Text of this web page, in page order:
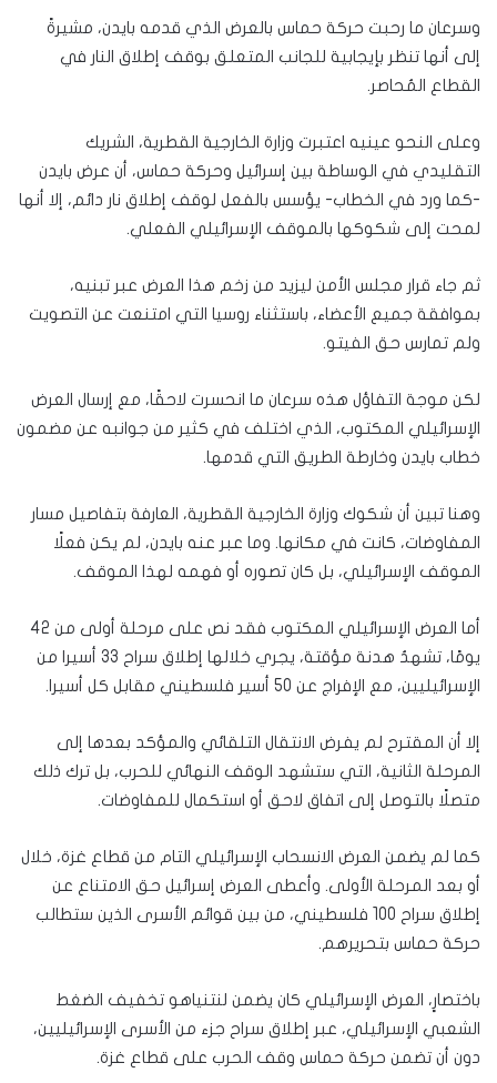
وسرعان ما رحبت حركة حماس بالعرض الذي قدمه بايدن، مشيرةً
إلى أنها تنظر بإيجابية للجانب المتعلق بوقف إطلاق النار في
القطاع المُحاصر.
وعلى النحو عينيه اعتبرت وزارة الخارجية القطرية، الشريك
التقليدي في الوساطة بين إسرائيل وحركة حماس، أن عرض بايدن
-كما ورد في الخطاب- يؤسس بالفعل لوقف إطلاق نار دائم، إلا أنها
لمحت إلى شكوكها بالموقف الإسرائيلي الفعلي.
ثم جاء قرار مجلس الأمن ليزيد من زخم هذا العرض عبر تبنيه،
بموافقة جميع الأعضاء، باستثناء روسيا التي امتنعت عن التصويت
ولم تمارس حق الفيتو.
لكن موجة التفاؤل هذه سرعان ما انحسرت لاحقًا، مع إرسال العرض
الإسرائيلي المكتوب، الذي اختلف في كثير من جوانبه عن مضمون
خطاب بايدن وخارطة الطريق التي قدمها.
وهنا تبين أن شكوك وزارة الخارجية القطرية، العارفة بتفاصيل مسار
المفاوضات، كانت في مكانها. وما عبر عنه بايدن، لم يكن فعلًا
الموقف الإسرائيلي، بل كان تصوره أو فهمه لهذا الموقف.
أما العرض الإسرائيلي المكتوب فقد نص على مرحلة أولى من 42
يومًا، تشهدُ هدنة مؤقتة، يجري خلالها إطلاق سراح 33 أسيرا من
الإسرائيليين، مع الإفراج عن 50 أسير فلسطيني مقابل كل أسيرا.
إلا أن المقترح لم يفرض الانتقال التلقائي والمؤكد بعدها إلى
المرحلة الثانية، التي ستشهد الوقف النهائي للحرب، بل ترك ذلك
متصلًا بالتوصل إلى اتفاق لاحق أو استكمال للمفاوضات.
كما لم يضمن العرض الانسحاب الإسرائيلي التام من قطاع غزة، خلال
أو بعد المرحلة الأولى. وأعطى العرض إسرائيل حق الامتناع عن
إطلاق سراح 100 فلسطيني، من بين قوائم الأسرى الذين ستطالب
حركة حماس بتحريرهم.
باختصارٍ، العرض الإسرائيلي كان يضمن لنتنياهو تخفيف الضغط
الشعبي الإسرائيلي، عبر إطلاق سراح جزء من الأسرى الإسرائيليين،
دون أن تضمن حركة حماس وقف الحرب على قطاع غزة.